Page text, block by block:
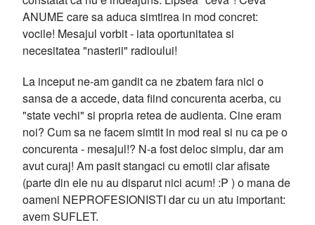
ANUME care sa aduca simtirea in mod concret:
vocile! Mesajul vorbit - iata oportunitatea si
necesitatea "nasterii" radioului!
La inceput ne-am gandit ca ne zbatem fara nici o
sansa de a accede, data fiind concurenta acerba, cu
"state vechi" si propria retea de audienta. Cine eram
noi? Cum sa ne facem simtit in mod real si nu ca pe o
concurenta - mesajul!? N-a fost deloc simplu, dar am
avut curaj! Am pasit stangaci cu emotii clar afisate
(parte din ele nu au disparut nici acum! :P ) o mana de
oameni NEPROFESIONISTI dar cu un atu important:
avem SUFLET.